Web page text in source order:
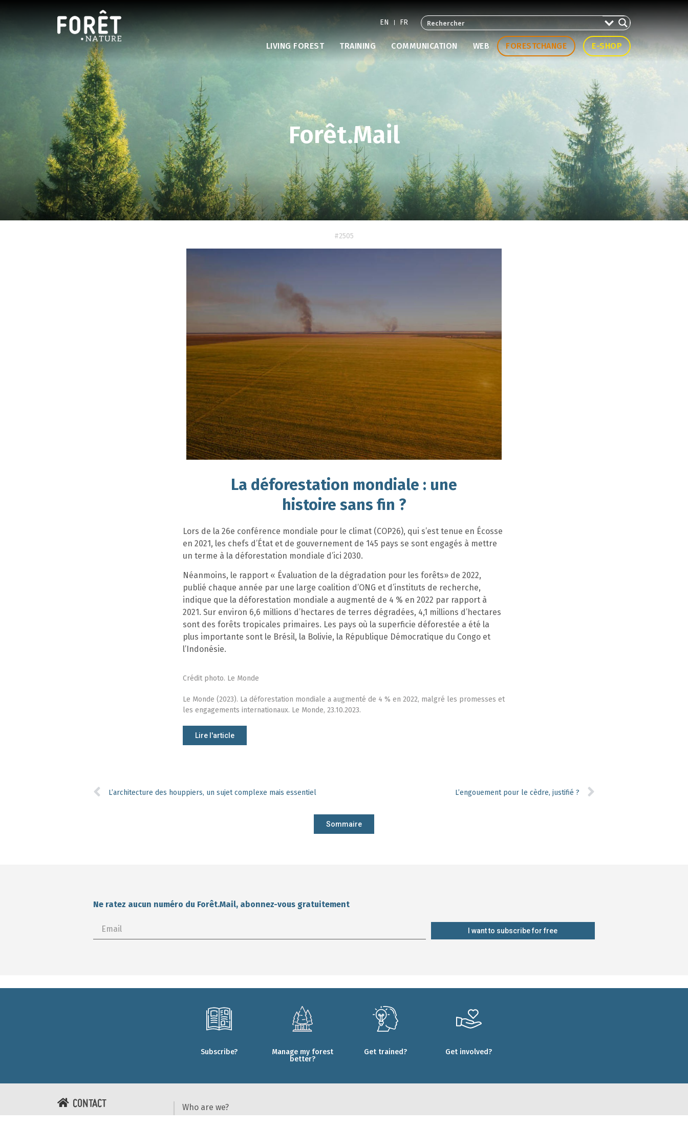
EN FR
LIVING FOREST TRAINING COMMUNICATION WEB FORESTCHANGE E-SHOP
Forêt.Mail
#2505
La déforestation mondiale : une
histoire sans fin ?
Lors de la 26e conférence mondiale pour le climat (COP26), qui s’est tenue en Écosse
en 2021, les chefs d’État et de gouvernement de 145 pays se sont engagés à mettre
un terme à la déforestation mondiale d’ici 2030.
Néanmoins, le rapport « Évaluation de la dégradation pour les forêts» de 2022,
publié chaque année par une large coalition d’ONG et d’instituts de recherche,
indique que la déforestation mondiale a augmenté de 4 % en 2022 par rapport à
2021. Sur environ 6,6 millions d’hectares de terres dégradées, 4,1 millions d’hectares
sont des forêts tropicales primaires. Les pays où la superficie déforestée a été la
plus importante sont le Brésil, la Bolivie, la République Démocratique du Congo et
l’Indonésie.
Crédit photo. Le Monde
Le Monde (2023). La déforestation mondiale a augmenté de 4 % en 2022, malgré les promesses et
les engagements internationaux. Le Monde, 23.10.2023.
Lire l'article
L’architecture des houppiers, un sujet complexe mais essentiel L’engouement pour le cèdre, justifié ?
Sommaire
Ne ratez aucun numéro du Forêt.Mail, abonnez-vous gratuitement
I want to subscribe for free
Subscribe?
Manage my forest
better?
Get trained? Get involved?
CONTACT Who are we?